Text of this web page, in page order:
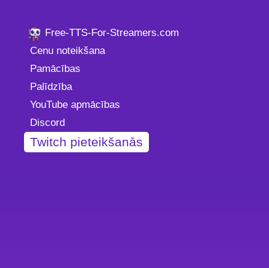
Free-TTS-For-Streamers.com
Cenu noteikšana
Pamācības
Palīdzība
YouTube apmācības
Discord
Twitch pieteikšanās